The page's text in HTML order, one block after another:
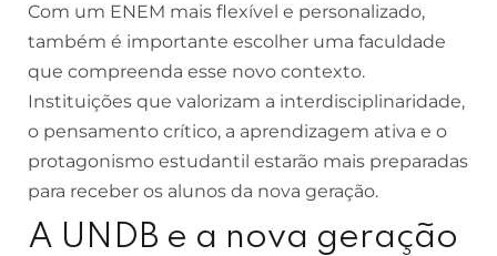
Com um ENEM mais flexível e personalizado,
também é importante escolher uma faculdade
que compreenda esse novo contexto.
Instituições que valorizam a interdisciplinaridade,
o pensamento crítico, a aprendizagem ativa e o
protagonismo estudantil estarão mais preparadas
para receber os alunos da nova geração.
A UNDB e a nova geração